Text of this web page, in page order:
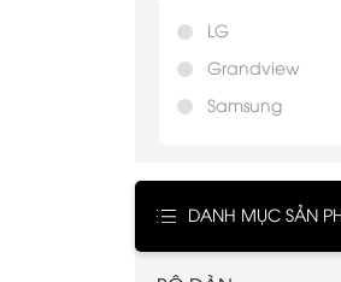
LG
Grandview
Samsung
DANH MỤC SẢN